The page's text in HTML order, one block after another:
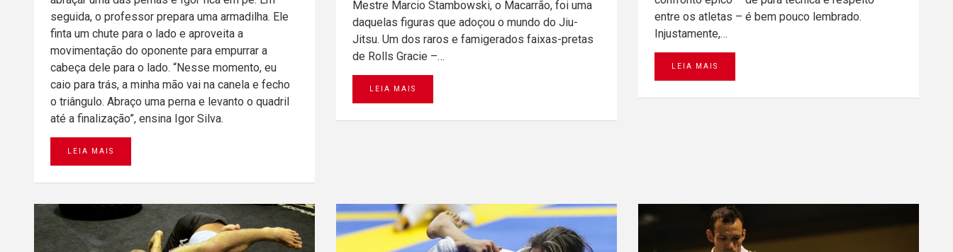
seguida, o professor prepara uma armadilha. Ele
finta um chute para o lado e aproveita a
movimentação do oponente para empurrar a
cabeça dele para o lado. “Nesse momento, eu
caio para trás, a minha mão vai na canela e fecho
o triângulo. Abraço uma perna e levanto o quadril
até a finalização”, ensina Igor Silva.
LEIA MAIS
Mestre Marcio Stambowski, o Macarrão, foi uma
daquelas figuras que adoçou o mundo do Jiu-
Jitsu. Um dos raros e famigerados faixas-pretas
de Rolls Gracie –…
LEIA MAIS
entre os atletas – é bem pouco lembrado.
Injustamente,…
LEIA MAIS